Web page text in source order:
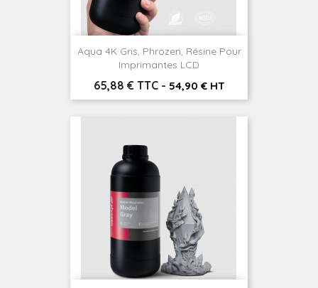
Aqua 4K Gris, Phrozen, Résine Pour
Imprimantes LCD
Prix
65,88 € TTC - 54,90 € HT